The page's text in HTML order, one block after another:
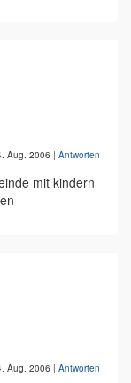
Aug. 2006 | Antworten
mit kindern
Aug. 2006 | Antworten